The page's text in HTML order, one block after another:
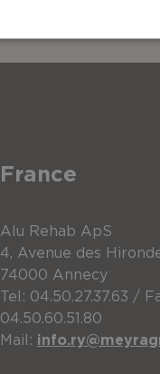
France
Alu Rehab ApS
4, Avenue des
74000 Annecy
Tel: 04.50.27.37.63 /
04.50.60.51.80
Mail: